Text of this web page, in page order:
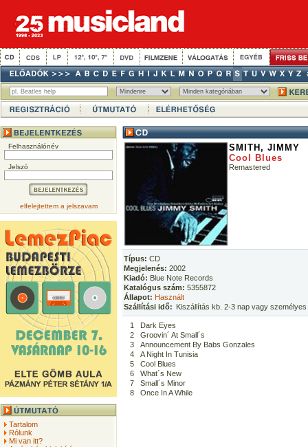
Felhasználónév
Jelszó
elfelejtettem a jelszavam
Tartalom
Rólunk
Mi van itt?
SMITH, JIMMY
Cool Blues
Remastered
Típus: CD
Megjelenés: 2002
Kiadó: Blue Note Records
Katalógus szám: 5355872
Állapot: Használt
Szállítási idő: Kiszállítás kb. 2-3 nap vagy
1
Dark Eyes
2
Groovin´ At Small´s
3
Announcement By Babs Gonzales
4
A Night In Tunisia
5
Cool Blues
6
What´s New
7
Small´s Minor
8
Once In A While